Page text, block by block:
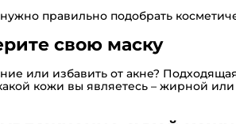
правильно подобрать
свою маску
или избавить от акне?
кожи вы являетесь – жирной